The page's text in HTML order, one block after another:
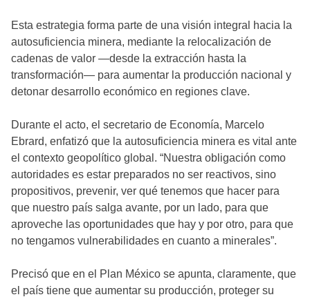
Esta estrategia forma parte de una visión integral hacia la
autosuficiencia minera, mediante la relocalización de
cadenas de valor —desde la extracción hasta la
transformación— para aumentar la producción nacional y
detonar desarrollo económico en regiones clave.
Durante el acto, el secretario de Economía, Marcelo
Ebrard, enfatizó que la autosuficiencia minera es vital ante
el contexto geopolítico global. “Nuestra obligación como
autoridades es estar preparados no ser reactivos, sino
propositivos, prevenir, ver qué tenemos que hacer para
que nuestro país salga avante, por un lado, para que
aproveche las oportunidades que hay y por otro, para que
no tengamos vulnerabilidades en cuanto a minerales”.
Precisó que en el Plan México se apunta, claramente, que
el país tiene que aumentar su producción, proteger su